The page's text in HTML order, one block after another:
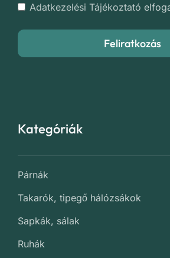
Adatkezelési Tájékoztató
Feliratkozás
Kategóriák
Párnák
Takarók, tipegő hálózsákok
Sapkák, sálak
Ruhák